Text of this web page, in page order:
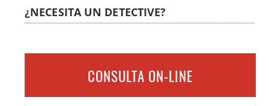
¿NECESITA UN DETECTIVE?
CONSULTA ON-LINE